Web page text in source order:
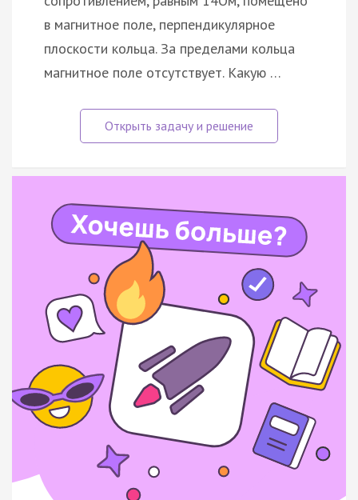
в магнитное поле, перпендикулярное
плоскости кольца. За пределами кольца
магнитное поле отсутствует. Какую …